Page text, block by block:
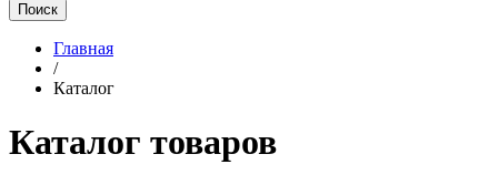
Главная
/
Каталог
Каталог товаров